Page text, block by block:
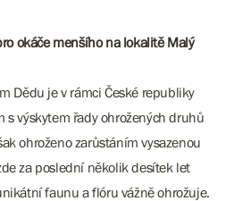
okáče menšího na lokalitě Malý
Dědu je v rámci České republiky
s výskytem řady ohrožených druhů
ohroženo zarůstáním vysazenou
za poslední několik desítek let
faunu a flóru vážně ohrožuje.